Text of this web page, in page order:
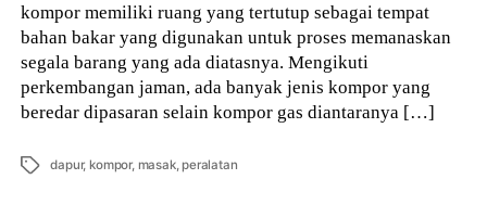
kompor memiliki ruang yang tertutup sebagai tempat
bahan bakar yang digunakan untuk proses memanaskan
segala barang yang ada diatasnya. Mengikuti
perkembangan jaman, ada banyak jenis kompor yang
beredar dipasaran selain kompor gas diantaranya […]
Tags dapur, kompor, masak,peralatan